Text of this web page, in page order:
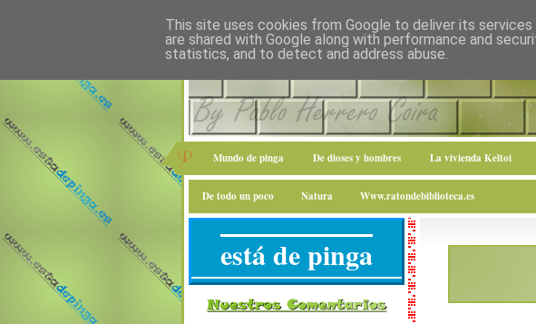
Mundo de pinga De dioses y hombres La vivienda Keltoi
De todo un poco Natura Www.ratondebiblioteca.es
está de pinga
This site uses cookies from Google to deliver its
are shared with Google along with performance and
statistics, and to detect and address abuse.